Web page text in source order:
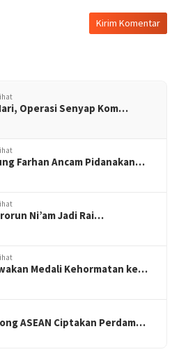
Operasi Senyap Kom…
Farhan Ancam Pidanakan…
Ni’am Jadi Rai…
Medali Kehormatan ke…
ASEAN Ciptakan Perdam…